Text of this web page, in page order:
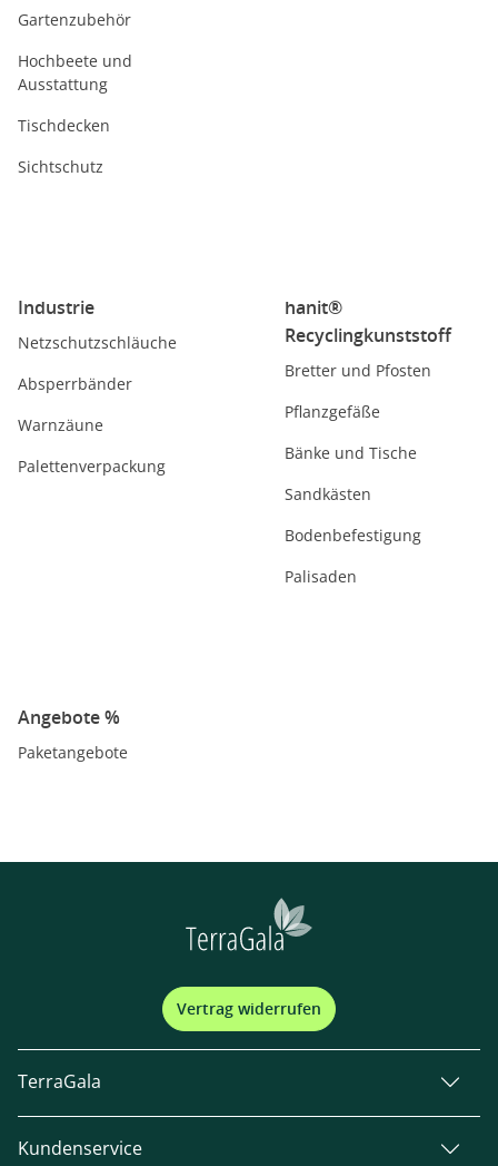
Gartenzubehör
Hochbeete und
Ausstattung
Tischdecken
Sichtschutz
Industrie
Netzschutzschläuche
Absperrbänder
Warnzäune
Palettenverpackung
hanit®
Recyclingkunststoff
Bretter und Pfosten
Pflanzgefäße
Bänke und Tische
Sandkästen
Bodenbefestigung
Palisaden
Angebote %
Paketangebote
Vertrag widerrufen
TerraGala
Kundenservice